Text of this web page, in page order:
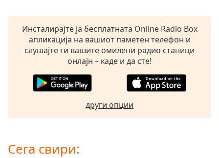
window.Инсталирајте ја бесплатната Online Radio Box
апликација на вашиот паметен телефон и
слушајте ги вашите омилени радио станици
онлајн – каде и да сте!
други опции
Сега свири: